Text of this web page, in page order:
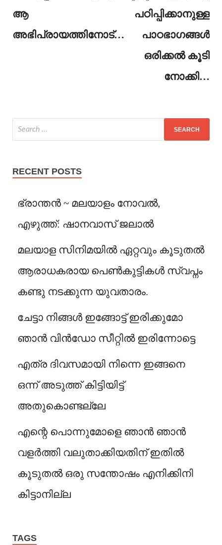
ആ
അഭിപ്രായത്തിനോട്…
പഠിപ്പിക്കാനുള്ള
പാഠഭാഗങ്ങൾ
ഒരിക്കൽ കൂടി
നോക്കി…
RECENT POSTS
ഭ്രാന്തൻ ~ മലയാളം നോവൽ,
എഴുത്ത്: ഷാനവാസ് ജലാൽ
മലയാള സിനിമയിൽ ഏറ്റവും കൂടുതൽ
ആരാധകരായ പെൺകുട്ടികൾ സ്വപ്നം
കണ്ടു നടക്കുന്ന യുവതാരം.
ചേട്ടാ നിങ്ങൾ ഇങ്ങോട്ട് ഇരിക്കുമോ
ഞാൻ വിൻഡോ സീറ്റിൽ ഇരിന്നോട്ടെ
എത്ര ദിവസമായി നിന്നെ ഇങ്ങനെ
ഒന്ന് അടുത്ത് കിട്ടിയിട്ട്
അതുകൊണ്ടല്ലേ
എന്റെ പൊന്നുമോളെ ഞാൻ ഞാൻ
വളർത്തി വലുതാക്കിയതിന് ഇതിൽ
കൂടുതൽ ഒരു സന്തോഷം എനിക്കിനി
കിട്ടാനില്ല
TAGS